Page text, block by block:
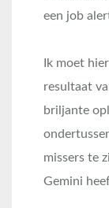
een job
Ik moet
resultaat
briljante
missers te
Gemini